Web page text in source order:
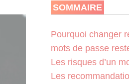
SOMMAIRE
Pourquoi changer
mots de passe
Les risques d’un
Les